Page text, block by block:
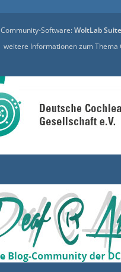
Community-Software:WoltLab
weitere Informationen zum Thema